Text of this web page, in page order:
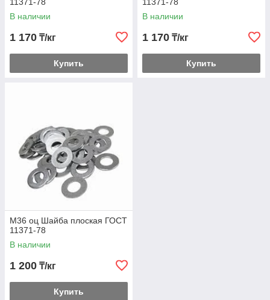
В наличии
1 170 ₸/кг
Купить
В наличии
1 170 ₸/кг
Купить
М36 оц Шайба плоская ГОСТ
11371-78
В наличии
1 200 ₸/кг
Купить